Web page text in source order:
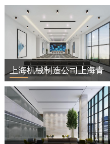
上海机械制造公司上海青
浦区办公室装修